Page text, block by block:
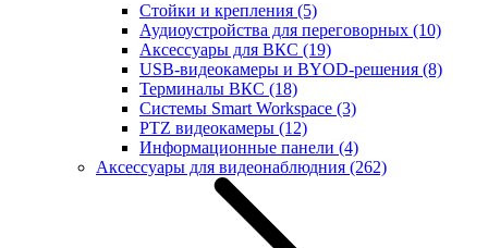
Стойки и крепления (5)
Аудиоустройства для переговорных (10)
Аксессуары для ВКС (19)
USB-видеокамеры и BYOD-решения (8)
Терминалы ВКС (18)
Системы Smart Workspace (3)
PTZ видеокамеры (12)
Информационные панели (4)
Аксессуары для видеонаблюдния (262)